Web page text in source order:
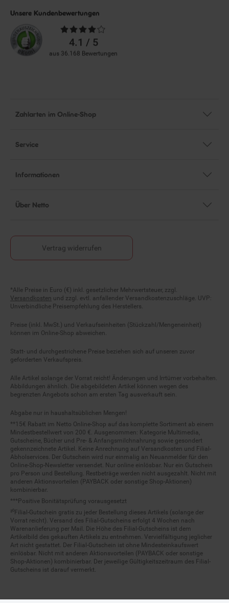
Unsere Kundenbewertungen
Durchschnittliche
Bewertungen4.1 / 5
aus 36.168 Bewertungen
Zahlarten im Online-Shop
Service
Informationen
Über Netto
Vertrag widerrufen
Fußnoten
*Alle Preise in Euro (€) inkl. gesetzlicher Mehrwertsteuer, zzgl.
Versandkostenund zzgl. evtl. anfallender Versandkostenzuschläge. UVP:
Unverbindliche Preisempfehlung des Herstellers.
Preise (inkl. MwSt.) und Verkaufseinheiten (Stückzahl/Mengeneinheit)
können im Online-Shop abweichen.
Statt- und durchgestrichene Preise beziehen sich auf unseren zuvor
geforderten Verkaufspreis.
Alle Artikel solange der Vorrat reicht! Änderungen und Irrtümer vorbehalten.
Abbildungen ähnlich. Die abgebildeten Artikel können wegen des
begrenzten Angebots schon am ersten Tag ausverkauft sein.
Abgabe nur in haushaltsüblichen Mengen!
**15€ Rabatt im Netto Online-Shop auf das komplette Sortiment ab einem
Mindestbestellwert von 200 €. Ausgenommen: Kategorie Multimedia,
Gutscheine, Bücher und Pre- & Anfangsmilchnahrung sowie gesondert
gekennzeichnete Artikel. Keine Anrechnung auf Versandkosten und Filial-
Abholservices. Der Gutschein wird nur einmalig an Neuanmelder für den
Online-Shop-Newsletter versendet. Nur online einlösbar. Nur ein Gutschein
pro Person und Bestellung. Restbeträge werden nicht ausgezahlt. Nicht mit
anderen Aktionsvorteilen (PAYBACK oder sonstige Shop-Aktionen)
kombinierbar.
***Positive Bonitätsprüfung vorausgesetzt
²⁰Filial-Gutschein gratis zu jeder Bestellung dieses Artikels (solange der
Vorrat reicht). Versand des Filial-Gutscheins erfolgt 4 Wochen nach
Warenanlieferung per Mail. Die Höhe des Filial-Gutscheins ist dem
Artikelbild des gekauften Artikels zu entnehmen. Vervielfältigung jeglicher
Art nicht gestattet. Der Filial-Gutschein ist ohne Mindesteinkaufswert
einlösbar. Nicht mit anderen Aktionsvorteilen (PAYBACK oder sonstige
Shop-Aktionen) kombinierbar. Der jeweilige Gültigkeitszeitraum des Filial-
Gutscheins ist darauf vermerkt.